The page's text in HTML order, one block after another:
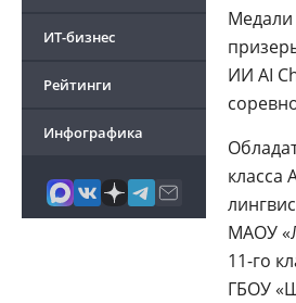
ИТ-бизнес
Рейтинги
Инфографика
ИИ AI
класса
МАОУ
11-го
ГБОУ